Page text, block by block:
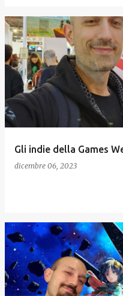
Gli indie della Games
dicembre 06, 2023